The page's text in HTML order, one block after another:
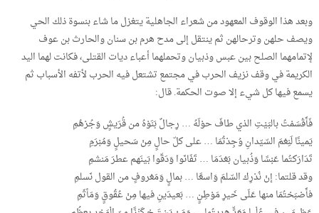
وبعد هذا الوقوف المعهود من شعراء الجاهلية يتغزل ما شاء بنسوة ذلك الحي
ويصف حلهن وترحالهن ثم ينتقل إلى مدح هرم بن سنان والحارث بن عوف
لإتمامهما الصلح بين عبس وذبيان وتحملهما أعباء ديات القتلى، فكانت لهما اليد
الكريمة في وقف نزيف الحرب في مجتمع تشتعل فيه الحرب لأتفه الأسباب ثم
يسمع فيها كل شيء إلا صوت الحكمة. قال:
فَأَقْسَمْتُ بالبَيْتِ الذي طافَ حوْلَهُ … رِجالٌ بَنَوْهُ من قُرَيشٍ وَجُرْهُمِ
يَمينًا لَنِعْمَ السّيّدانِ وُجِدْتُمَا … على كلّ حالٍ مِنْ سَحيلٍ وَمُبْرَمِ
تَدَارَكتُما عَبْسًا وَذُبيان بَعْدَمَا … تَفَانَوا وَدَقّوا بَينَهم عطرَ مَنشمِ
وقد قلتما: إنْ نُدْرِك السّلمَ وَاسعًا … بمالٍ وَمَعْروفٍ من القول نَسلمِ
فأَصْبَحْتُمَا منها عَلَى خَيرِ مَوْطِنٍ … بَعيدَينِ فيها مِنْ عُقُوقٍ وَمَأثَمِ